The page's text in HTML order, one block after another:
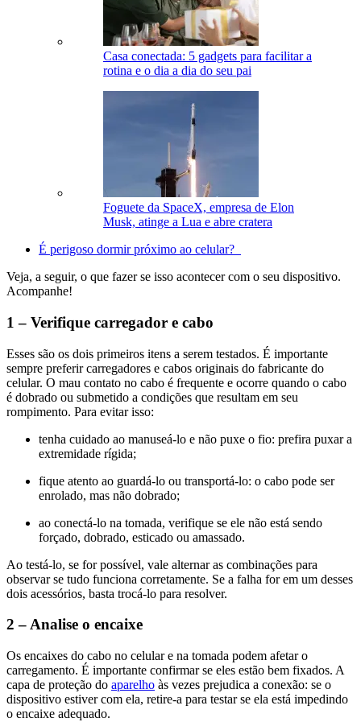
Casa conectada: 5 gadgets para facilitar a
rotina e o dia a dia do seu pai
Foguete da SpaceX, empresa de Elon
Musk, atinge a Lua e abre cratera
É perigoso dormir próximo ao celular?
Veja, a seguir, o que fazer se isso acontecer com o seu dispositivo.
Acompanhe!
1 – Verifique carregador e cabo
Esses são os dois primeiros itens a serem testados. É importante
sempre preferir carregadores e cabos originais do fabricante do
celular. O mau contato no cabo é frequente e ocorre quando o cabo
é dobrado ou submetido a condições que resultam em seu
rompimento. Para evitar isso:
tenha cuidado ao manuseá-lo e não puxe o fio: prefira puxar a
extremidade rígida;
fique atento ao guardá-lo ou transportá-lo: o cabo pode ser
enrolado, mas não dobrado;
ao conectá-lo na tomada, verifique se ele não está sendo
forçado, dobrado, esticado ou amassado.
Ao testá-lo, se for possível, vale alternar as combinações para
observar se tudo funciona corretamente. Se a falha for em um desses
dois acessórios, basta trocá-lo para resolver.
2 – Analise o encaixe
Os encaixes do cabo no celular e na tomada podem afetar o
carregamento. É importante confirmar se eles estão bem fixados. A
capa de proteção do aparelho às vezes prejudica a conexão: se o
dispositivo estiver com ela, retire-a para testar se ela está impedindo
o encaixe adequado.